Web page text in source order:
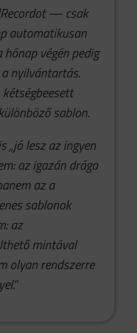
— csak
automatikusan
végén pedig
nyilvántartás.
sablon.
„jó lesz az ingyen
az igazán drága
az a
sablonok
az
mintával
olyan rendszerre